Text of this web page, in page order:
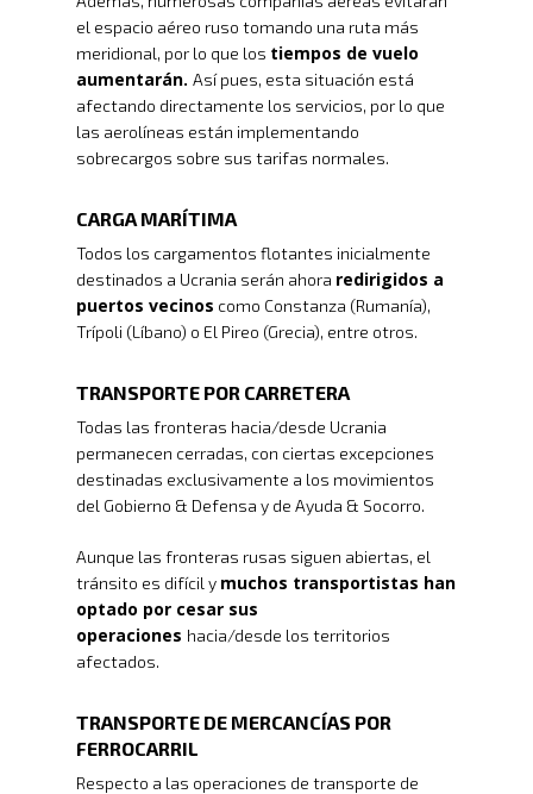
el espacio aéreo ruso tomando una ruta más
meridional, por lo que los tiempos de vuelo
aumentarán. Así pues, esta situación está
afectando directamente los servicios, por lo que
las aerolíneas están implementando
sobrecargos sobre sus tarifas normales.
CARGA MARÍTIMA
Todos los cargamentos flotantes inicialmente
destinados a Ucrania serán ahora redirigidos a
puertos vecinos como Constanza (Rumanía),
Trípoli (Líbano) o El Pireo (Grecia), entre otros.
TRANSPORTE POR CARRETERA
Todas las fronteras hacia/desde Ucrania
permanecen cerradas, con ciertas excepciones
destinadas exclusivamente a los movimientos
del Gobierno & Defensa y de Ayuda & Socorro.
Aunque las fronteras rusas siguen abiertas, el
tránsito es difícil y muchos transportistas han
optado por cesar sus
operaciones hacia/desde los territorios
afectados.
TRANSPORTE DE MERCANCÍAS POR
FERROCARRIL
Respecto a las operaciones de transporte de